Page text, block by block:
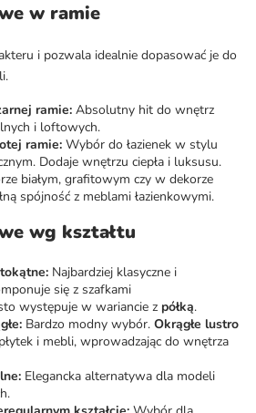
w ramie
i pozwala idealnie dopasować je do
ramie: Absolutny hit do wnętrz
i loftowych.
ramie: Wybór do łazienek w stylu
Dodaje wnętrzu ciepła i luksusu.
białym, grafitowym czy w dekorze
spójność z meblami łazienkowymi.
wg kształtu
Najbardziej klasyczne i
się z szafkami
występuje w wariancie z półką.
Bardzo modny wybór. Okrągłe lustro
i mebli, wprowadzając do wnętrza
Elegancka alternatywa dla modeli